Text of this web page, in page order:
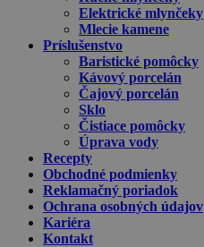
Elektrické mlynčeky
Mlecie kamene
Príslušenstvo
Baristické pomôcky
Kávový porcelán
Čajový porcelán
Sklo
Čistiace pomôcky
Úprava vody
Recepty
Obchodné podmienky
Reklamačný poriadok
Ochrana osobných údajov
Kariéra
Kontakt